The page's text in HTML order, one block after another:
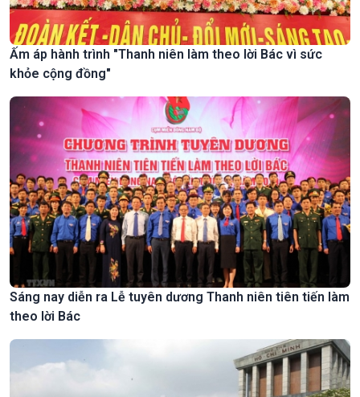
Ấm áp hành trình "Thanh niên làm theo lời Bác vì sức
khỏe cộng đồng"
Sáng nay diễn ra Lễ tuyên dương Thanh niên tiên tiến làm
theo lời Bác